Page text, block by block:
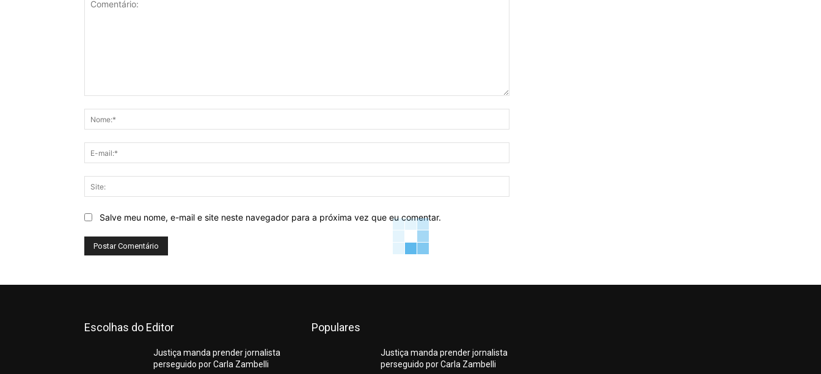
mail:*
Salve meu nome, e-mail e site neste navegador para a próxima vez que eu comentar.
Escolhas do Editor
Justiça manda prender jornalista
perseguido por Carla Zambelli
Populares
Justiça manda prender jornalista
perseguido por Carla Zambelli